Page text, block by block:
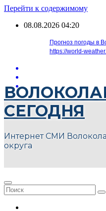
Перейти к содержимому
08.08.2026 04:20
Прогноз погоды в
https://world-
СЕГОДНЯ
Интернет СМИ
округа